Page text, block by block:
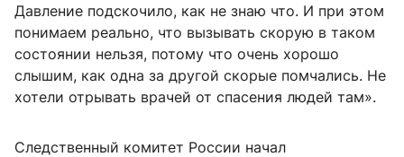
Давление подскочило, как не знаю что. И при этом
понимаем реально, что вызывать скорую в таком
состоянии нельзя, потому что очень хорошо
слышим, как одна за другой скорые помчались. Не
хотели отрывать врачей от спасения людей там».
Следственный комитет России начал